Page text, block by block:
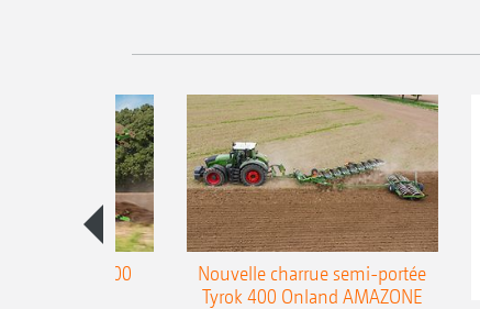
Teres 300
Nouvelle charrue semi-portée
Tyrok 400 Onland AMAZONE